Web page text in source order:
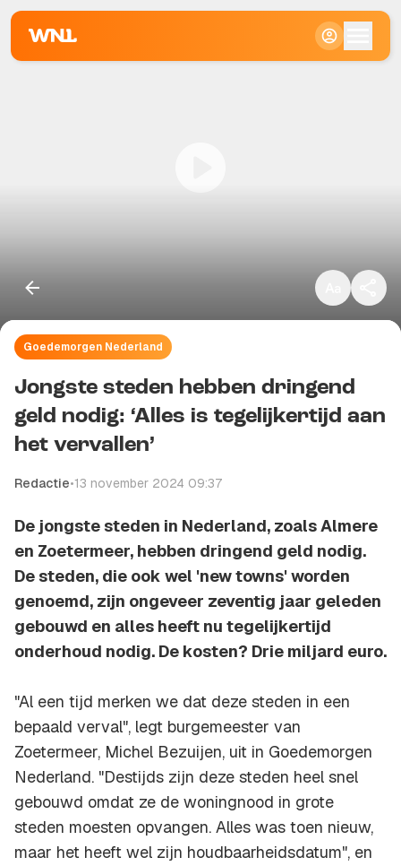
Goedemorgen Nederland
Jongste steden hebben dringend
geld nodig: ‘Alles is tegelijkertijd aan
het vervallen’
Redactie•13 november 2024 09:37
De jongste steden in Nederland, zoals Almere
en Zoetermeer, hebben dringend geld nodig.
De steden, die ook wel 'new towns' worden
genoemd, zijn ongeveer zeventig jaar geleden
gebouwd en alles heeft nu tegelijkertijd
onderhoud nodig. De kosten? Drie miljard euro.
"Al een tijd merken we dat deze steden in een
bepaald verval", legt burgemeester van
Zoetermeer, Michel Bezuijen, uit in Goedemorgen
Nederland. "Destijds zijn deze steden heel snel
gebouwd omdat ze de woningnood in grote
steden moesten opvangen. Alles was toen nieuw,
maar het heeft wel zijn houdbaarheidsdatum", en